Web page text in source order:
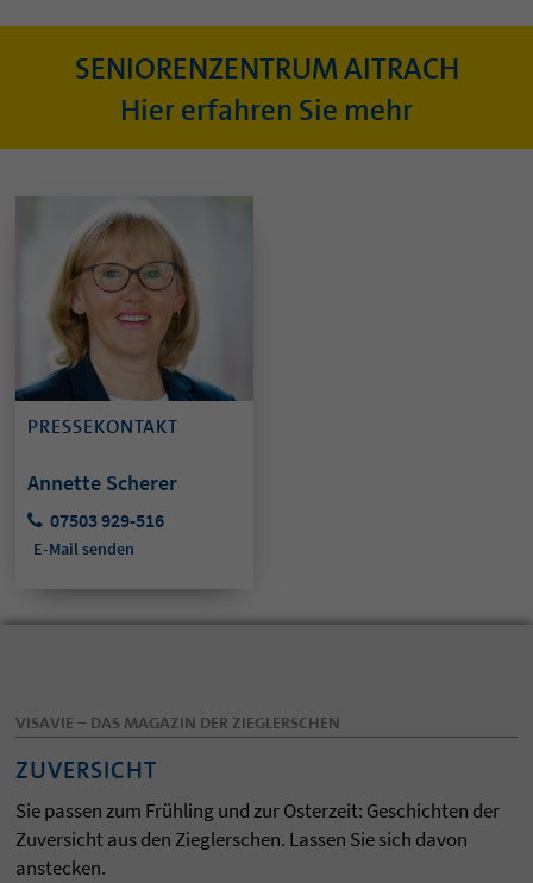
SENIORENZENTRUM AITRACH
Hier erfahren Sie mehr
PRESSEKONTAKT
Annette Scherer
07503 929-516
E-Mail senden
VISAVIE – DAS MAGAZIN DER ZIEGLERSCHEN
ZUVERSICHT
Sie passen zum Frühling und zur Osterzeit: Geschichten der
Zuversicht aus den Zieglerschen. Lassen Sie sich davon
anstecken.